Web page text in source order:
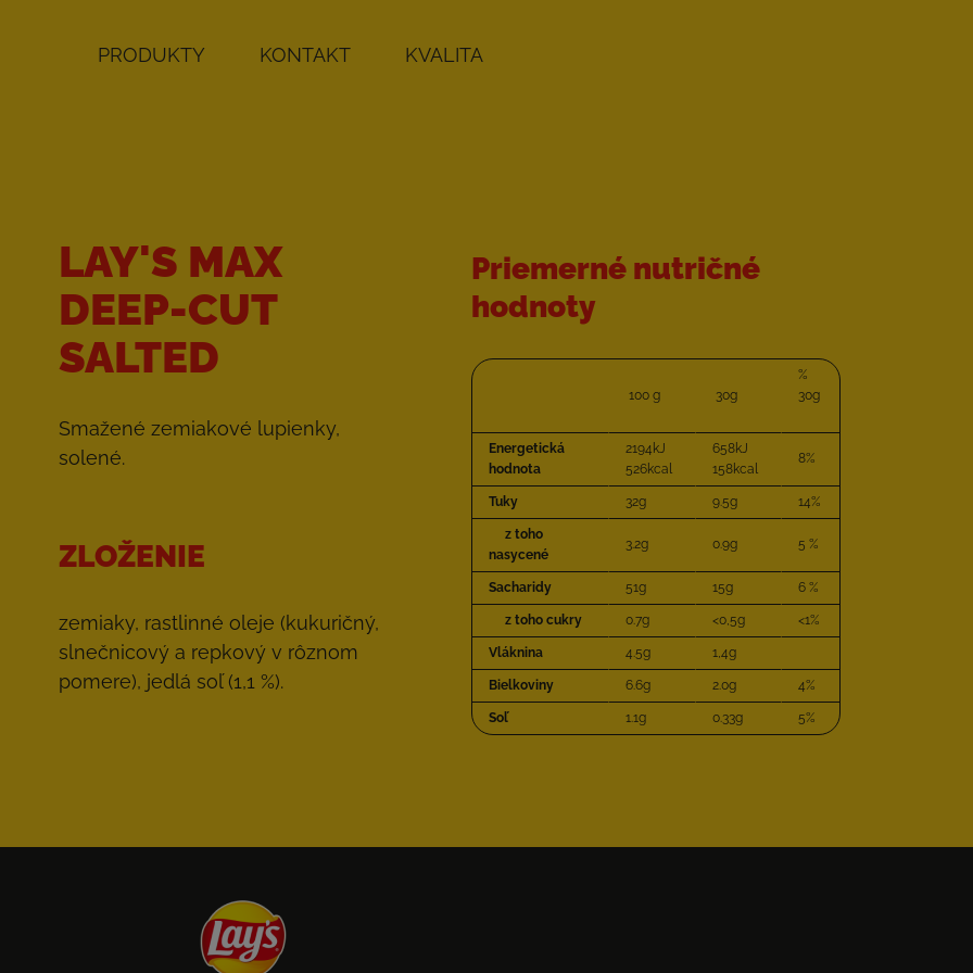
PRODUKTY KONTAKT KVALITA
LAY'S MAX
DEEP-CUT
SALTED
Smažené zemiakové lupienky,
solené.
ZLOŽENIE
zemiaky, rastlinné oleje (kukuričný,
slnečnicový a repkový v rôznom
pomere), jedlá soľ (1,1 %).
Priemerné nutričné
hodnoty
100 g 30g
%
30g
Energetická
hodnota
2194kJ
526kcal
658kJ
158kcal
8%
Tuky 32g 9.5g 14%
z toho
nasycené
3.2g 0.9g 5 %
Sacharidy 51g 15g 6 %
z toho cukry 0.7g <0,5g <1%
Vláknina 4.5g 1,4g
Bielkoviny 6.6g 2.0g 4%
Soľ 1.1g 0.33g 5%